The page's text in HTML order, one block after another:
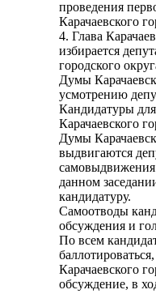
проведения
Карачаевского
4. Глава
избирается
городского
Думы
усмотрению
Кандидатуры
Карачаевского
Думы
выдвигаются
данном
кандидатуру.
Самоотводы
обсуждения и
По всем
Карачаевского
обсуждение, в